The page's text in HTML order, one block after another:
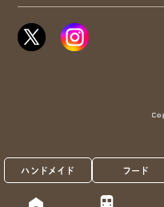
ハンドメイド フード